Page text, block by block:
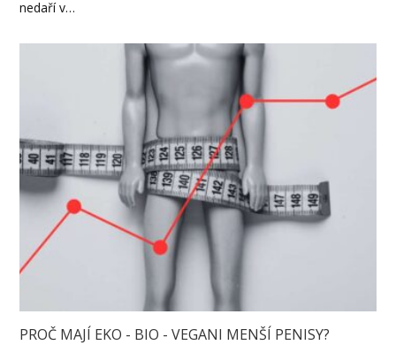
nedaří v…
PROČ MAJÍ EKO - BIO - VEGANI MENŠÍ PENISY?